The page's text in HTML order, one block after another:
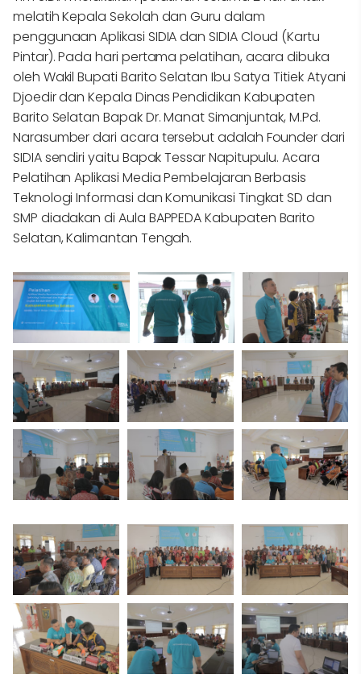
melatih Kepala Sekolah dan Guru dalam
penggunaan Aplikasi SIDIA dan SIDIA Cloud (Kartu
Pintar). Pada hari pertama pelatihan, acara dibuka
oleh Wakil Bupati Barito Selatan Ibu Satya Titiek Atyani
Djoedir dan Kepala Dinas Pendidikan Kabupaten
Barito Selatan Bapak Dr. Manat Simanjuntak, M.Pd.
Narasumber dari acara tersebut adalah Founder dari
SIDIA sendiri yaitu Bapak Tessar Napitupulu. Acara
Pelatihan Aplikasi Media Pembelajaran Berbasis
Teknologi Informasi dan Komunikasi Tingkat SD dan
SMP diadakan di Aula BAPPEDA Kabupaten Barito
Selatan, Kalimantan Tengah.